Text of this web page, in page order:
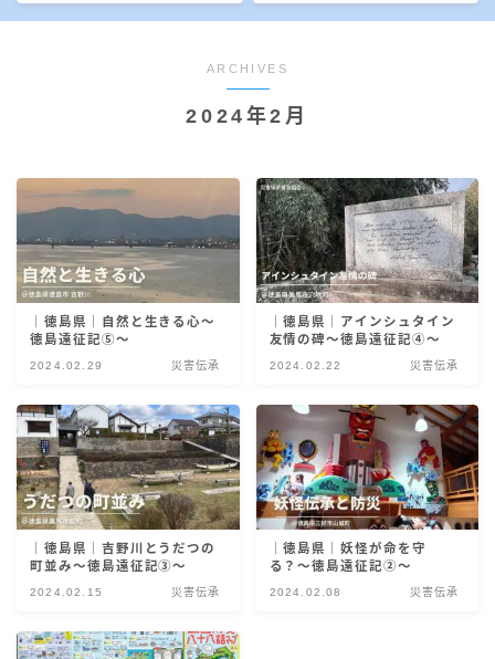
災害伝承検定
ARCHIVES
2024年2月
｜徳島県｜自然と生きる心〜
徳島遠征記⑤〜
2024.02.29 災害伝承
｜徳島県｜アインシュタイン
友情の碑〜徳島遠征記④〜
2024.02.22 災害伝承
｜徳島県｜吉野川とうだつの
町並み〜徳島遠征記③〜
2024.02.15 災害伝承
｜徳島県｜妖怪が命を守
る？〜徳島遠征記②〜
2024.02.08 災害伝承